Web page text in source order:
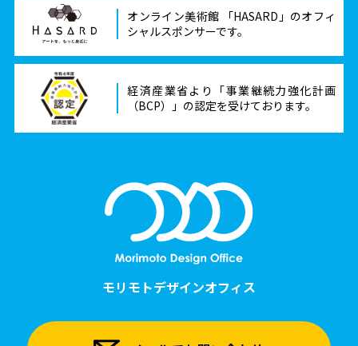
モリモトデザインオフィス
オンライン美術館 「HASARD」のオフィ
シャルスポンサーです。
経済産業省より「事業継続力強化計画
（BCP）」の認定を受けております。